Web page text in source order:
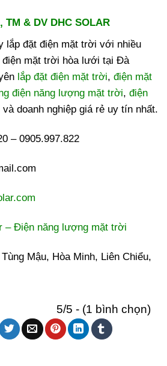
TM & DV DHC SOLAR
lắp đặt điện mặt trời với nhiều
điện mặt trời hòa lưới tại Đà
lắp đặt điện mặt trời, điện mặt
điện năng lượng mặt trời, điện
và doanh nghiệp giá rẻ uy tín nhất.
– 0905.997.822
– Điện năng lượng mặt trời
Mậu, Hòa Minh, Liên Chiểu,
5/5 - (1 bình chọn)